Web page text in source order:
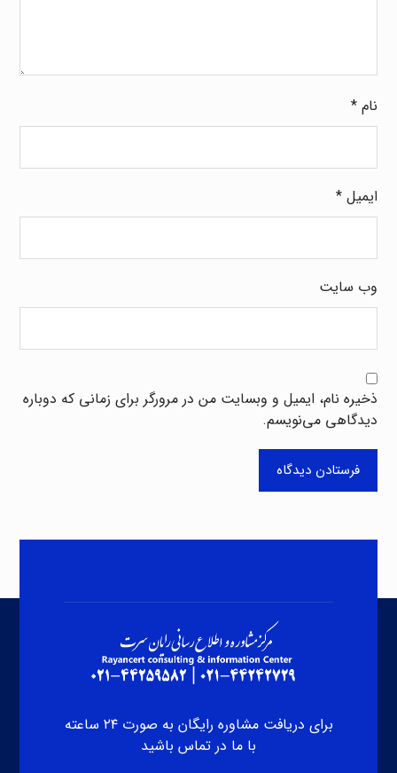
نام*
ایمیل*
وب‌ سایت
ذخیره نام، ایمیل و وبسایت من در مرورگر برای زمانی که دوباره
دیدگاهی می‌نویسم.
فرستادن دیدگاه
برای دریافت مشاوره رایگان به صورت ۲۴ ساعته
با ما در تماس باشید